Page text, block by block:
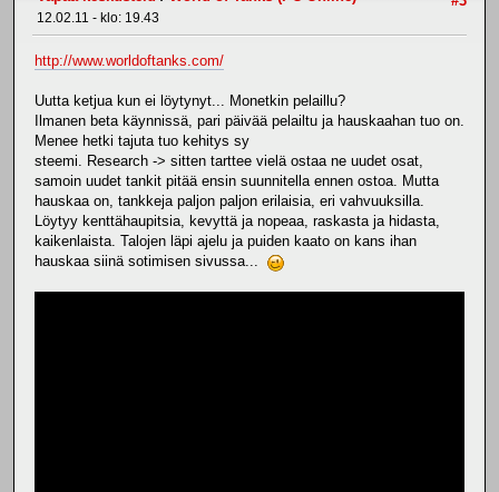
12.02.11 - klo: 19.43
http://www.worldoftanks.com/
Uutta ketjua kun ei löytynyt... Monetkin pelaillu?
Ilmanen beta käynnissä, pari päivää pelailtu ja hauskaahan tuo on.
Menee hetki tajuta tuo kehitys sy
steemi. Research -> sitten tarttee vielä ostaa ne uudet osat,
samoin uudet tankit pitää ensin suunnitella ennen ostoa. Mutta
hauskaa on, tankkeja paljon paljon erilaisia, eri vahvuuksilla.
Löytyy kenttähaupitsia, kevyttä ja nopeaa, raskasta ja hidasta,
kaikenlaista. Talojen läpi ajelu ja puiden kaato on kans ihan
hauskaa siinä sotimisen sivussa...